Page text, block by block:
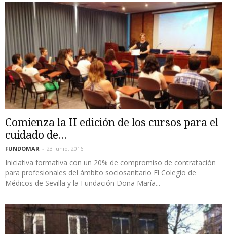
Comienza la II edición de los cursos para el
cuidado de...
FUNDOMAR - 23 junio, 2016
Iniciativa formativa con un 20% de compromiso de contratación
para profesionales del ámbito sociosanitario El Colegio de
Médicos de Sevilla y la Fundación Doña María...